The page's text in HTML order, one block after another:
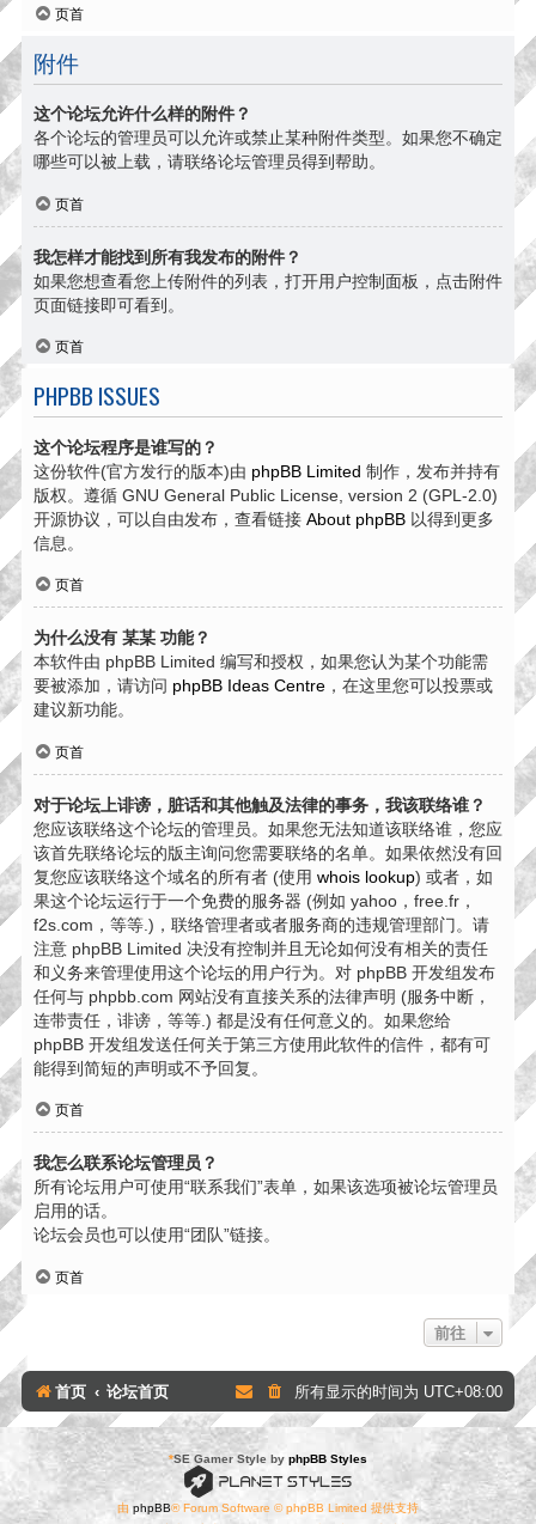
页首
附件
这个论坛允许什么样的附件？
各个论坛的管理员可以允许或禁止某种附件类型。如果您不确定
哪些可以被上载，请联络论坛管理员得到帮助。
页首
我怎样才能找到所有我发布的附件？
如果您想查看您上传附件的列表，打开用户控制面板，点击附件
页面链接即可看到。
页首
PHPBB ISSUES
这个论坛程序是谁写的？
这份软件(官方发行的版本)由 phpBB Limited 制作，发布并持有
版权。遵循 GNU General Public License, version 2 (GPL-2.0)
开源协议，可以自由发布，查看链接 About phpBB 以得到更多
信息。
页首
为什么没有 某某 功能？
本软件由 phpBB Limited 编写和授权，如果您认为某个功能需
要被添加，请访问 phpBB Ideas Centre ，在这里您可以投票或
建议新功能。
页首
对于论坛上诽谤，脏话和其他触及法律的事务，我该联络谁？
您应该联络这个论坛的管理员。如果您无法知道该联络谁，您应
该首先联络论坛的版主询问您需要联络的名单。如果依然没有回
复您应该联络这个域名的所有者 (使用 whois lookup) 或者，如
果这个论坛运行于一个免费的服务器 (例如 yahoo，free.fr，
f2s.com，等等.)，联络管理者或者服务商的违规管理部门。请
注意 phpBB Limited 决没有控制并且无论如何没有相关的责任
和义务来管理使用这个论坛的用户行为。对 phpBB 开发组发布
任何与 phpbb.com 网站没有直接关系的法律声明 (服务中断，
连带责任，诽谤，等等.) 都是没有任何意义的。如果您给
phpBB 开发组发送任何关于第三方使用此软件的信件，都有可
能得到简短的声明或不予回复。
页首
我怎么联系论坛管理员？
所有论坛用户可使用“联系我们”表单，如果该选项被论坛管理员
启用的话。
论坛会员也可以使用“团队”链接。
页首
前往
首页 论坛首页 所有显示的时间为 UTC+08:00
*SE Gamer Style by phpBB Styles
由 phpBB® Forum Software © phpBB Limited 提供支持